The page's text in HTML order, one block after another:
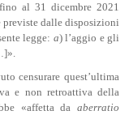
al 31 dicembre 2021
previste dalle disposizioni
legge: a) l’aggio e gli
censurare quest’ultima
e non retroattiva della
«affetta da aberratio